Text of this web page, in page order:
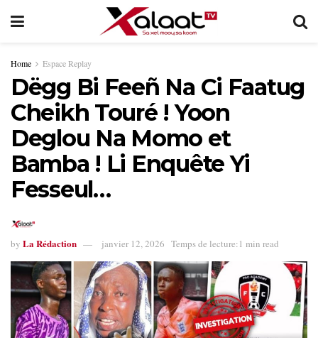
Home Espace Replay
Dëgg Bi Feeñ Na Ci Faatug
Cheikh Touré ! Yoon
Deglou Na Momo et
Bamba ! Li Enquête Yi
Fesseul…
by La Rédaction janvier 12, 2026 Temps de lecture:1 min read